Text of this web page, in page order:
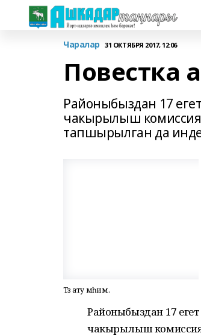
Чаралар 31 ОКТЯБРЯ 2017, 12:06
Повестка
Районыбыздан 17
чакырылыш
тапшырылган да
Төз ату мөһим.
Районыбыздан 17 егет
чакырылыш